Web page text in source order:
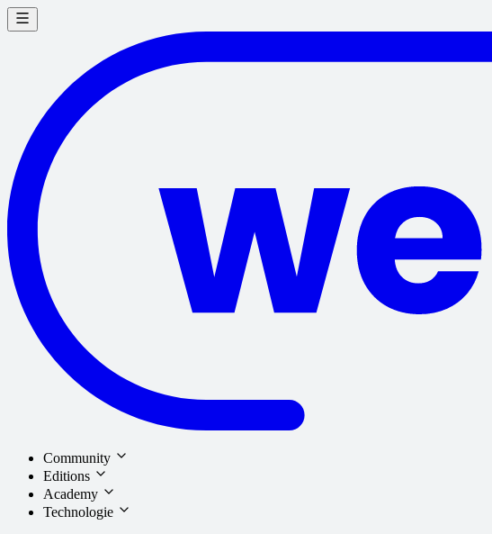
Community
Editions
Academy
Technologie